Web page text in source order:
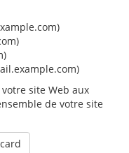
site Web aux
de votre site